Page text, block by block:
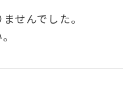
せんでした。